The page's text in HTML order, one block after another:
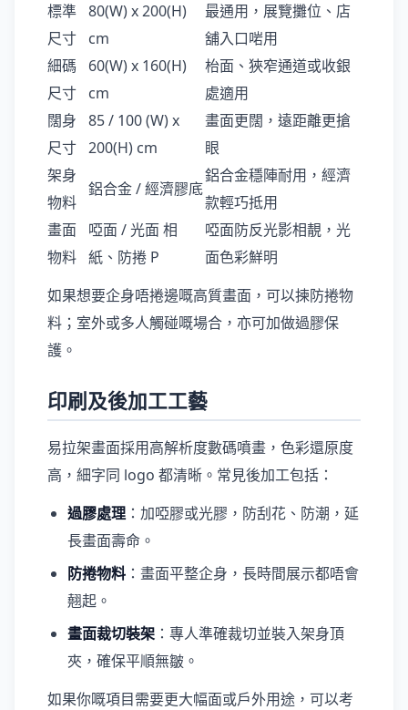
標準
尺寸
80(W) x 200(H)
cm
最通用，展覽攤位、店
舖入口啱用
細碼
尺寸
60(W) x 160(H)
cm
枱面、狹窄通道或收銀
處適用
闊身
尺寸
85 / 100 (W) x
200(H) cm
畫面更闊，遠距離更搶
眼
架身
物料
鋁合金 / 經濟膠底
鋁合金穩陣耐用，經濟
款輕巧抵用
畫面
物料
啞面 / 光面 相
紙、防捲 P
啞面防反光影相靚，光
面色彩鮮明
如果想要企身唔捲邊嘅高質畫面，可以揀防捲物
料；室外或多人觸碰嘅場合，亦可加做過膠保
護。
印刷及後加工工藝
易拉架畫面採用高解析度數碼噴畫，色彩還原度
高，細字同 logo 都清晰。常見後加工包括：
過膠處理 ：加啞膠或光膠，防刮花、防潮，延
長畫面壽命。
防捲物料 ：畫面平整企身，長時間展示都唔會
翹起。
畫面裁切裝架 ：專人準確裁切並裝入架身頂
夾，確保平順無皺。
如果你嘅項目需要更大幅面或戶外用途，可以考